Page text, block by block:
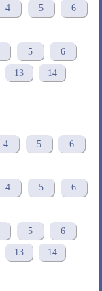
4 5 6
5 6
13 14
4 5 6
4 5 6
5 6
13 14